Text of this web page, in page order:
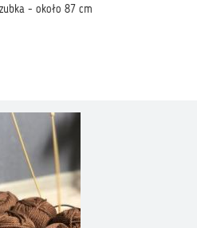
- około 87 cm